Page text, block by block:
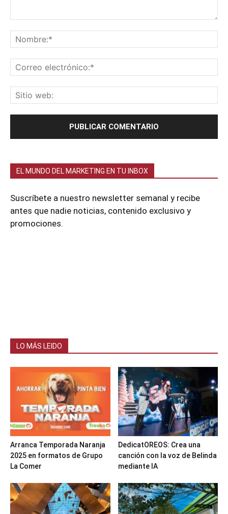
EL MUNDO DEL MARKETING EN TU INBOX
Suscríbete a nuestro newsletter semanal y recibe
antes que nadie noticias, contenido exclusivo y
promociones.
LO MÁS LEIDO
Arranca Temporada Naranja
2025 en formatos de Grupo
La Comer
DedicatOREOS: Crea una
canción con la voz de Belinda
mediante IA